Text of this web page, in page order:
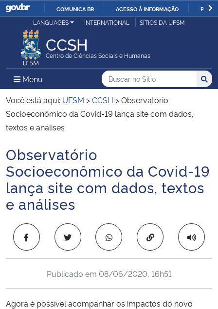
IR
COMUNICA BR ACESSO À INFORMAÇÃO
Ministério da Justiça e Segurança Pública
Ministério da Defesa
Ministério das Relações Exteriores
Ministério da Economia
Ministério da Infraestrutura
Ministério da Agricultura, Pecuária e Abastecimento
Ministério da Educação
Ministério da Cidadania
Ministério da Saúde
Ministério de Minas e Energia
Ministério da Ciência, Tecnologia, Inovações e Comunicações
LANGUAGES INTERNATIONAL SÍTIOS DA UFSM
CCSH
Centro de Ciências Sociais e Humanas
Menu Menu Principal do Sítio
Busca
Buscar no no Sítio
Busca:
Você está aqui: UFSM >CCSH >Observatório
Socioeconômico da Covid-19 lança site com dados,
textos e análises
Início do conteúdo
Observatório
Socioeconômico da Covid-19
lança site com dados, textos
e análises
Copiar para área
Publicado em 08/06/2020, 16h51
Agora é possível acompanhar os impactos do novo